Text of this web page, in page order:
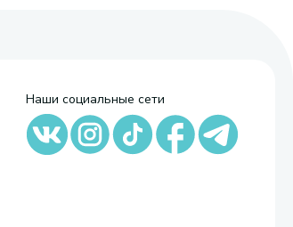
Наши социальные сети